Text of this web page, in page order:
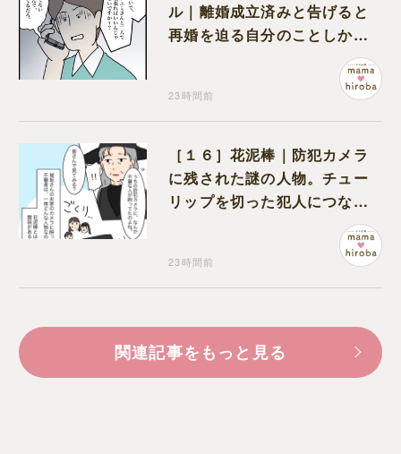
ル｜離婚成立済みと告げると
再婚を迫る自分のことしか考
23時間前
［１６］花泥棒｜防犯カメラ
に残された謎の人物。チュー
リップを切った犯人につなが
る証拠になるのか期待する
23時間前
関連記事をもっと見る